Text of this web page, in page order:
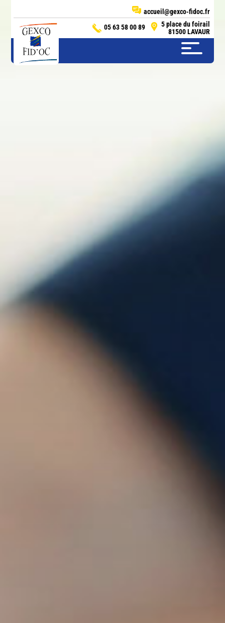
05 63 58 00 89
accueil@gexco-fidoc.fr
5 place du foirail
81500 LAVAUR